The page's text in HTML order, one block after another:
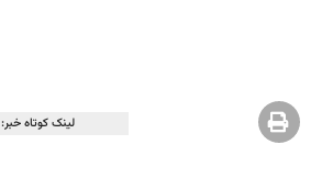
لینک کوتاه خبر: